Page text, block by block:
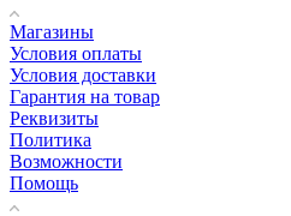
Магазины
Условия оплаты
Условия доставки
Гарантия на товар
Реквизиты
Политика
Возможности
Помощь